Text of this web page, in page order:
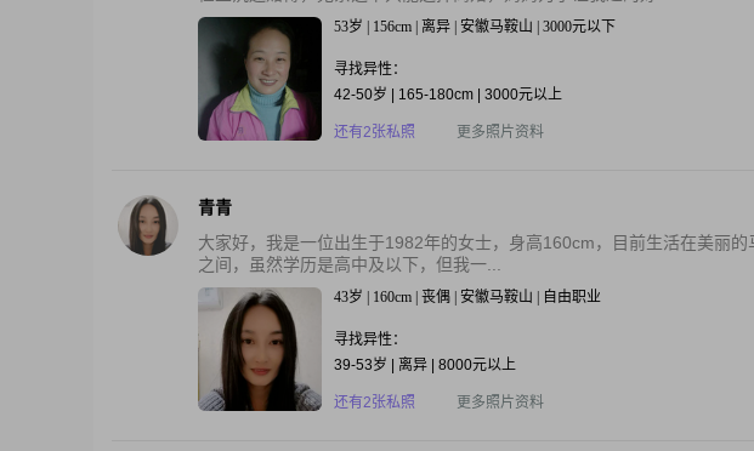
53岁 | 156cm | 离异 | 安徽马鞍山 | 3000元以下
寻找异性：
42-50岁 | 165-180cm | 3000元以上
还有2张私照 更多照片资料
青青
大家好，我是一位出生于1982年的女士，身高160cm，目前生活在美丽
之间，虽然学历是高中及以下，但我一...
43岁 | 160cm | 丧偶 | 安徽马鞍山 | 自由职业
寻找异性：
39-53岁 | 离异 | 8000元以上
还有2张私照 更多照片资料